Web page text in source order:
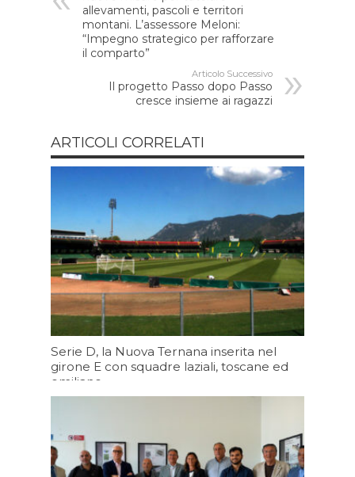
allevamenti, pascoli e territori
montani. L’assessore Meloni:
“Impegno strategico per rafforzare
il comparto”
Articolo Successivo
Il progetto Passo dopo Passo
cresce insieme ai ragazzi
ARTICOLI CORRELATI
Serie D, la Nuova Ternana inserita nel
girone E con squadre laziali, toscane ed
emiliane